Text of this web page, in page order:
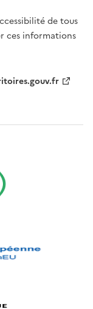
de tous
ces informations